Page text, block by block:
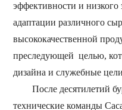
эффективности и
адаптации различного
высококачественной
преследующей целью,
дизайна и служебные
После десятилетий
технические команды